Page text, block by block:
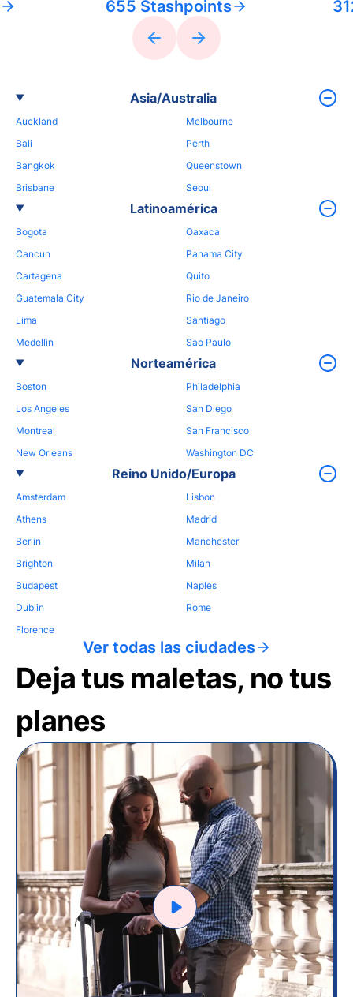
655 Stashpoints
Asia/Australia
Auckland
Bali
Bangkok
Brisbane
Melbourne
Perth
Queenstown
Seoul
Latinoamérica
Bogota
Cancun
Cartagena
Guatemala City
Lima
Medellin
Oaxaca
Panama City
Quito
Rio de Janeiro
Santiago
Sao Paulo
Norteamérica
Boston
Los Angeles
Montreal
New Orleans
Philadelphia
San Diego
San Francisco
Washington DC
Reino Unido/Europa
Amsterdam
Athens
Berlin
Brighton
Budapest
Dublin
Florence
Lisbon
Madrid
Manchester
Milan
Naples
Rome
Ver todas las ciudades
Deja tus maletas, no tus
planes